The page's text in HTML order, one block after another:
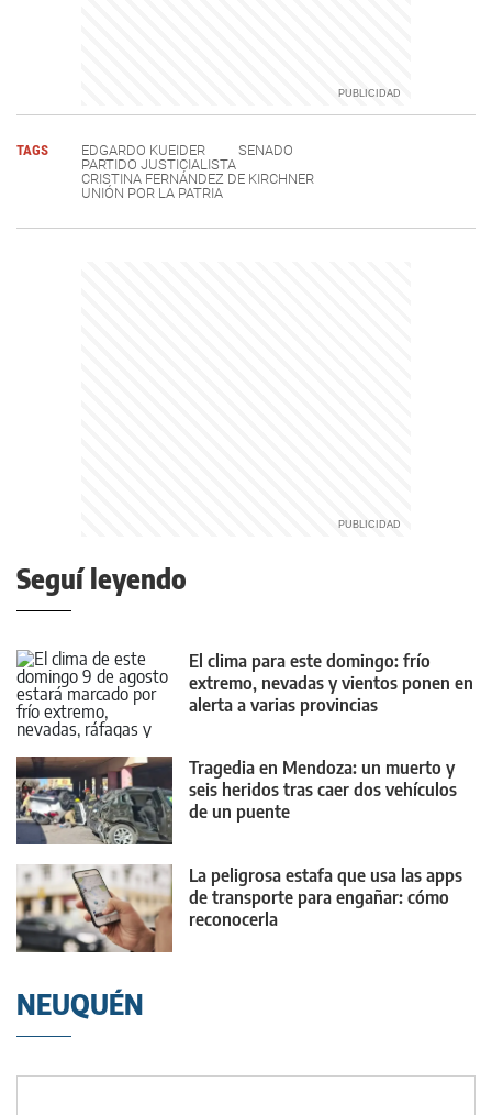
TAGS EDGARDO KUEIDER
SENADO
PARTIDO JUSTICIALISTA
CRISTINA FERNÁNDEZ DE KIRCHNER
UNIÓN POR LA PATRIA
Seguí leyendo
El clima para este domingo: frío
extremo, nevadas y vientos ponen en
alerta a varias provincias
Tragedia en Mendoza: un muerto y
seis heridos tras caer dos vehículos
de un puente
La peligrosa estafa que usa las apps
de transporte para engañar: cómo
reconocerla
NEUQUÉN